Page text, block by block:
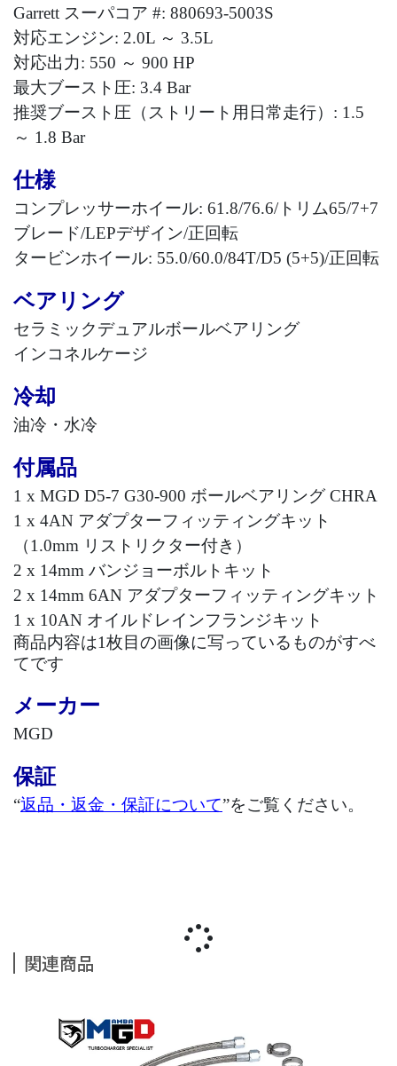
Garrett スーパコア #: 880693-5003S
対応エンジン: 2.0L ～ 3.5L
対応出力: 550 ～ 900 HP
最大ブースト圧: 3.4 Bar
推奨ブースト圧（ストリート用日常走行） : 1.5
～ 1.8 Bar
仕様
コンプレッサーホイール: 61.8/76.6/トリム65/7+7
ブレード/LEPデザイン/正回転
タービンホイール: 55.0/60.0/84T/D5 (5+5)/正回転
ベアリング
セラミックデュアルボールベアリング
インコネルケージ
冷却
油冷・水冷
付属品
1 x MGD D5-7 G30-900 ボールベアリング CHRA
1 x 4AN アダプターフィッティングキット
（1.0mm リストリクター付き）
2 x 14mm バンジョーボルトキット
2 x 14mm 6AN アダプターフィッティングキット
1 x 10AN オイルドレインフランジキット
商品内容は1枚目の画像に写っているものがすべ
てです
メーカー
MGD
保証
“返品・返金・保証について”をご覧ください。
関連商品